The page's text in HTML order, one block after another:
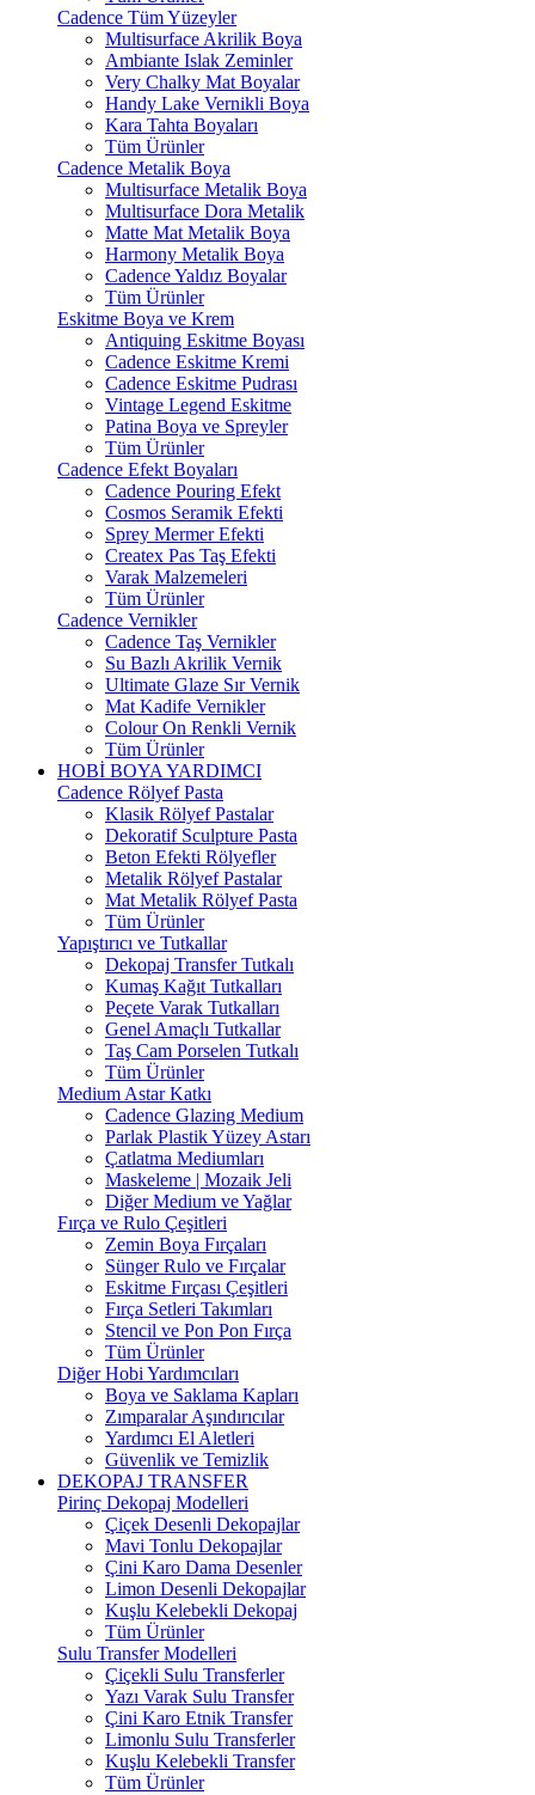
Cadence Tüm Yüzeyler
Multisurface Akrilik Boya
Ambiante Islak Zeminler
Very Chalky Mat Boyalar
Handy Lake Vernikli Boya
Kara Tahta Boyaları
Tüm Ürünler
Cadence Metalik Boya
Multisurface Metalik Boya
Multisurface Dora Metalik
Matte Mat Metalik Boya
Harmony Metalik Boya
Cadence Yaldız Boyalar
Tüm Ürünler
Eskitme Boya ve Krem
Antiquing Eskitme Boyası
Cadence Eskitme Kremi
Cadence Eskitme Pudrası
Vintage Legend Eskitme
Patina Boya ve Spreyler
Tüm Ürünler
Cadence Efekt Boyaları
Cadence Pouring Efekt
Cosmos Seramik Efekti
Sprey Mermer Efekti
Createx Pas Taş Efekti
Varak Malzemeleri
Tüm Ürünler
Cadence Vernikler
Cadence Taş Vernikler
Su Bazlı Akrilik Vernik
Ultimate Glaze Sır Vernik
Mat Kadife Vernikler
Colour On Renkli Vernik
Tüm Ürünler
HOBİ BOYA YARDIMCI
Cadence Rölyef Pasta
Klasik Rölyef Pastalar
Dekoratif Sculpture Pasta
Beton Efekti Rölyefler
Metalik Rölyef Pastalar
Mat Metalik Rölyef Pasta
Tüm Ürünler
Yapıştırıcı ve Tutkallar
Dekopaj Transfer Tutkalı
Kumaş Kağıt Tutkalları
Peçete Varak Tutkalları
Genel Amaçlı Tutkallar
Taş Cam Porselen Tutkalı
Tüm Ürünler
Medium Astar Katkı
Cadence Glazing Medium
Parlak Plastik Yüzey Astarı
Çatlatma Mediumları
Maskeleme | Mozaik Jeli
Diğer Medium ve Yağlar
Fırça ve Rulo Çeşitleri
Zemin Boya Fırçaları
Sünger Rulo ve Fırçalar
Eskitme Fırçası Çeşitleri
Fırça Setleri Takımları
Stencil ve Pon Pon Fırça
Tüm Ürünler
Diğer Hobi Yardımcıları
Boya ve Saklama Kapları
Zımparalar Aşındırıcılar
Yardımcı El Aletleri
Güvenlik ve Temizlik
DEKOPAJ TRANSFER
Pirinç Dekopaj Modelleri
Çiçek Desenli Dekopajlar
Mavi Tonlu Dekopajlar
Çini Karo Dama Desenler
Limon Desenli Dekopajlar
Kuşlu Kelebekli Dekopaj
Tüm Ürünler
Sulu Transfer Modelleri
Çiçekli Sulu Transferler
Yazı Varak Sulu Transfer
Çini Karo Etnik Transfer
Limonlu Sulu Transferler
Kuşlu Kelebekli Transfer
Tüm Ürünler